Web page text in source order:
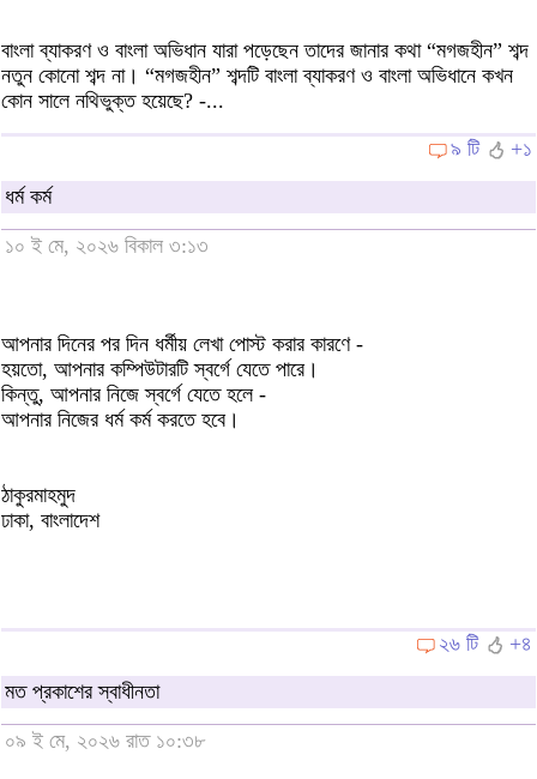
বাংলা ব্যাকরণ ও বাংলা অভিধান যারা পড়েছেন তাদের জানার কথা “মগজহীন” শব্দ
নতুন কোনো শব্দ না। “মগজহীন” শব্দটি বাংলা ব্যাকরণ ও বাংলা অভিধানে কখন
কোন সালে নথিভুক্ত হয়েছে? -...
৯ টি
+১
ধর্ম কর্ম
১০ ই মে, ২০২৬ বিকাল ৩:১৩
আপনার দিনের পর দিন ধর্মীয় লেখা পোস্ট করার কারণে -
হয়তো, আপনার কম্পিউটারটি স্বর্গে যেতে পারে।
কিন্তু, আপনার নিজে স্বর্গে যেতে হলে -
আপনার নিজের ধর্ম কর্ম করতে হবে।
ঠাকুরমাহমুদ
ঢাকা, বাংলাদেশ
২৬ টি
+৪
মত প্রকাশের স্বাধীনতা
০৯ ই মে, ২০২৬ রাত ১০:৩৮